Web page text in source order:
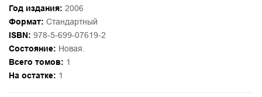
Год издания: 2006
Формат: Стандартный
ISBN: 978-5-699-07619-2
Состояние: Новая.
Всего томов: 1
На остатке: 1